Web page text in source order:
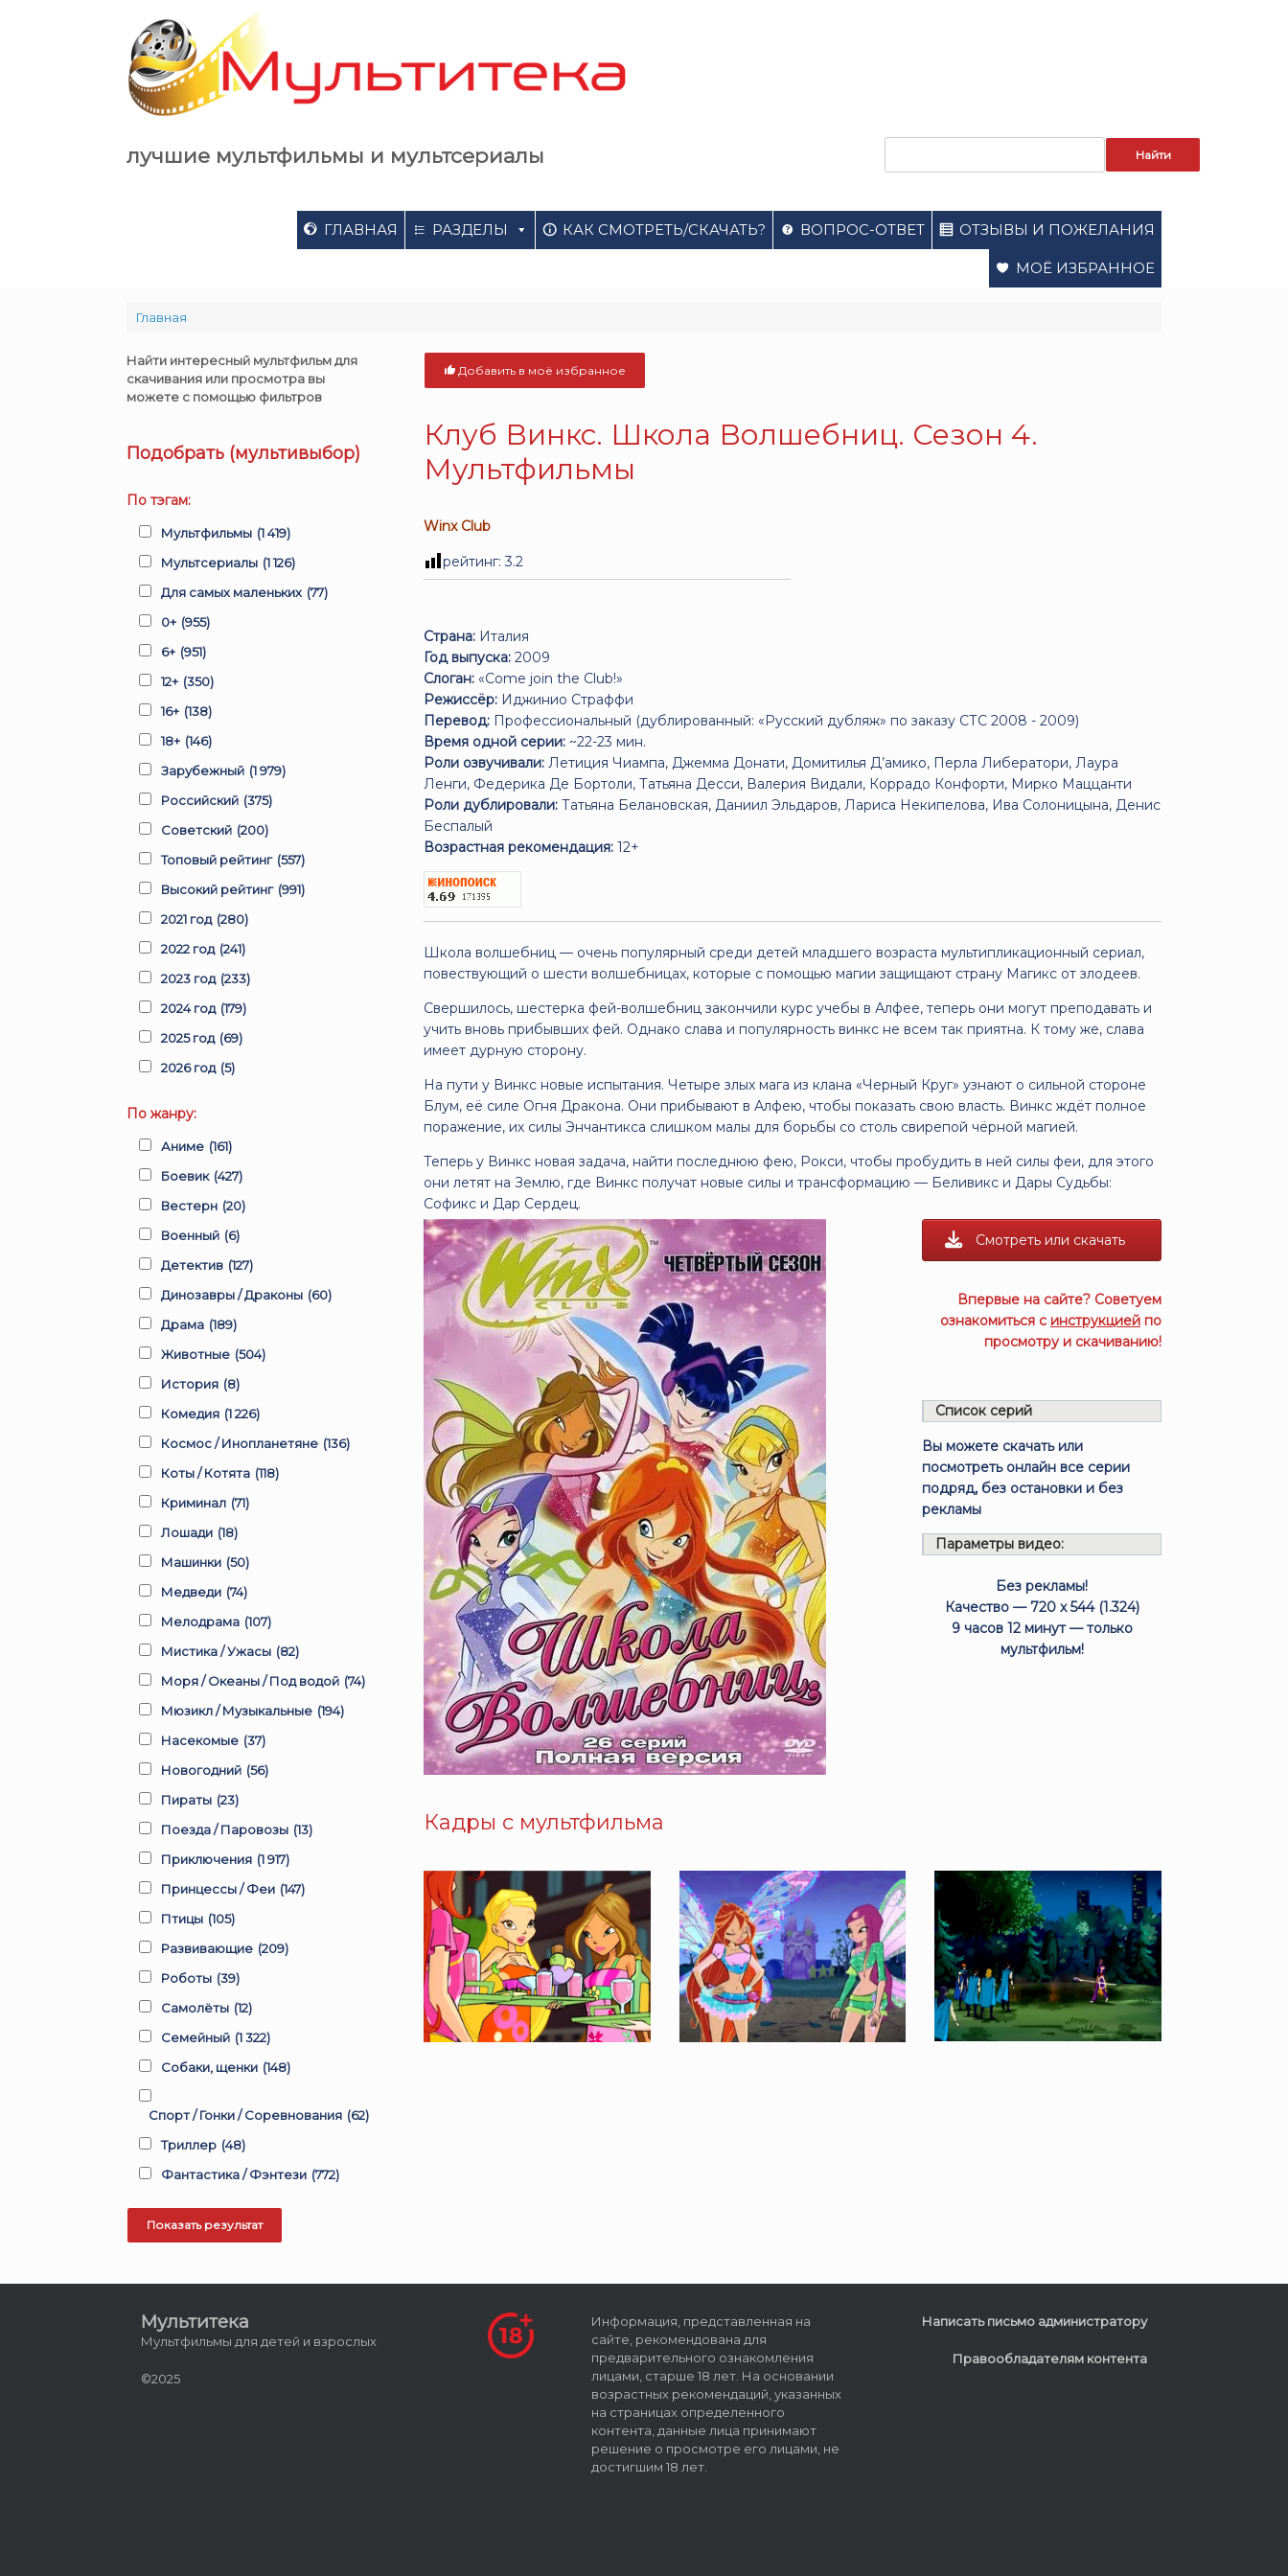
лучшие мультфильмы и мультсериалы
ГЛАВНАЯ РАЗДЕЛЫ КАК СМОТРЕТЬ/СКАЧАТЬ? ВОПРОС-ОТВЕТ ОТЗЫВЫ И ПОЖЕЛАНИЯ
МОЁ ИЗБРАННОЕ
Главная
Добавить в моё избранное
Клуб Винкс. Школа Волшебниц. Сезон 4.
Мультфильмы
Winx Club
рейтинг:3.2
Страна: Италия
Год выпуска:2009
Слоган: «Come join the Club!»
Режиссёр: Иджинио Страффи
Перевод: Профессиональный (дублированный: «Русский дубляж» по заказу СТС 2008 - 2009)
Время одной серии: ~22-23 мин.
Роли озвучивали: Летиция Чиампа, Джемма Донати, Домитилья Д’амико, Перла Либератори, Лаура
Ленги, Федерика Де Бортоли, Татьяна Десси, Валерия Видали, Коррадо Конфорти, Мирко Маццанти
Роли дублировали: Татьяна Белановская, Даниил Эльдаров, Лариса Некипелова, Ива Солоницына, Денис
Беспалый
Возрастная рекомендация: 12+
Школа волшебниц — очень популярный среди детей младшего возраста мультипликационный сериал,
повествующий о шести волшебницах, которые с помощью магии защищают страну Магикс от злодеев.
Свершилось, шестерка фей-волшебниц закончили курс учебы в Алфее, теперь они могут преподавать и
учить вновь прибывших фей. Однако слава и популярность винкс не всем так приятна. К тому же, слава
имеет дурную сторону.
На пути у Винкс новые испытания. Четыре злых мага из клана «Черный Круг» узнают о сильной стороне
Блум, её силе Огня Дракона. Они прибывают в Алфею, чтобы показать свою власть. Винкс ждёт полное
поражение, их силы Энчантикса слишком малы для борьбы со столь свирепой чёрной магией.
Теперь у Винкс новая задача, найти последнюю фею, Рокси, чтобы пробудить в ней силы феи, для этого
они летят на Землю, где Винкс получат новые силы и трансформацию — Беливикс и Дары Судьбы:
Софикс и Дар Сердец.
Смотреть или скачать
Впервые на сайте? Советуем
ознакомиться с инструкцией по
просмотру и скачиванию!
Список серий
Вы можете скачать или
посмотреть онлайн все серии
подряд, без остановки и без
рекламы
Параметры видео:
Без рекламы!
Качество — 720 x 544 (1.324)
9 часов 12 минут — только
мультфильм!
Кадры с мультфильма
Найти интересный мультфильм для
скачивания или просмотра вы
можете с помощью фильтров
Подобрать (мультивыбор)
По тэгам:
Мультфильмы (1 419)
Мультсериалы (1 126)
Для самых маленьких (77)
0+ (955)
6+ (951)
12+ (350)
16+ (138)
18+ (146)
Зарубежный (1 979)
Российский (375)
Советский (200)
Топовый рейтинг (557)
Высокий рейтинг (991)
2021 год (280)
2022 год (241)
2023 год (233)
2024 год (179)
2025 год (69)
2026 год (5)
По жанру:
Аниме (161)
Боевик (427)
Вестерн (20)
Военный (6)
Детектив (127)
Динозавры / Драконы (60)
Драма (189)
Животные (504)
История (8)
Комедия (1 226)
Космос / Инопланетяне (136)
Коты / Котята (118)
Криминал (71)
Лошади (18)
Машинки (50)
Медведи (74)
Мелодрама (107)
Мистика / Ужасы (82)
Моря / Океаны / Под водой (74)
Мюзикл / Музыкальные (194)
Насекомые (37)
Новогодний (56)
Пираты (23)
Поезда / Паровозы (13)
Приключения (1 917)
Принцессы / Феи (147)
Птицы (105)
Развивающие (209)
Роботы (39)
Самолёты (12)
Семейный (1 322)
Собаки, щенки (148)
Спорт / Гонки / Соревнования (62)
Триллер (48)
Фантастика / Фэнтези (772)
Мультитека
Мультфильмы для детей и взрослых
©2025
Информация, представленная на
сайте, рекомендована для
предварительного ознакомления
лицами, старше 18 лет. На основании
возрастных рекомендаций, указанных
на страницах определенного
контента, данные лица принимают
решение о просмотре его лицами, не
достигшим 18 лет.
Написать письмо администратору
Правообладателям контента